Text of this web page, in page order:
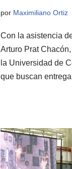
por Maximiliano Ortiz
Con la asistencia
Arturo Prat
la Universidad de
que buscan